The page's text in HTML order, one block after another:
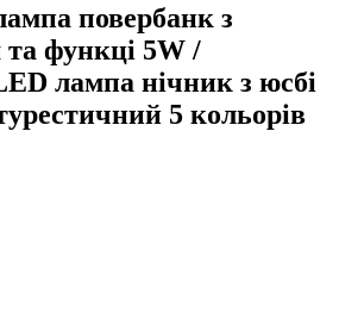
повербанк з
функці 5W /
лампа нічник з юсбі
5 кольорів